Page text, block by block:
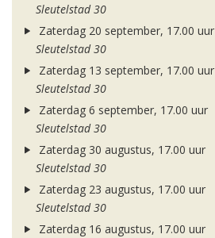
Sleutelstad 30
Zaterdag 20 september, 17.00 uur
Sleutelstad 30
Zaterdag 13 september, 17.00 uur
Sleutelstad 30
Zaterdag 6 september, 17.00 uur
Sleutelstad 30
Zaterdag 30 augustus, 17.00 uur
Sleutelstad 30
Zaterdag 23 augustus, 17.00 uur
Sleutelstad 30
Zaterdag 16 augustus, 17.00 uur